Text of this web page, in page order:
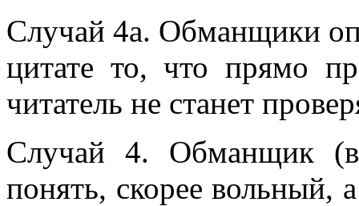
Случай 4а. Обманщики
цитате то, что прямо
читатель не станет
Случай 4. Обманщик
понять, скорее вольный,